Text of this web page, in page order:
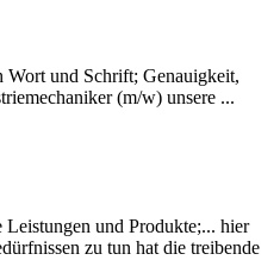
Wort und Schrift; Genauigkeit,
(m/w) unsere ...
und Produkte;... hier
zu tun hat die treibende